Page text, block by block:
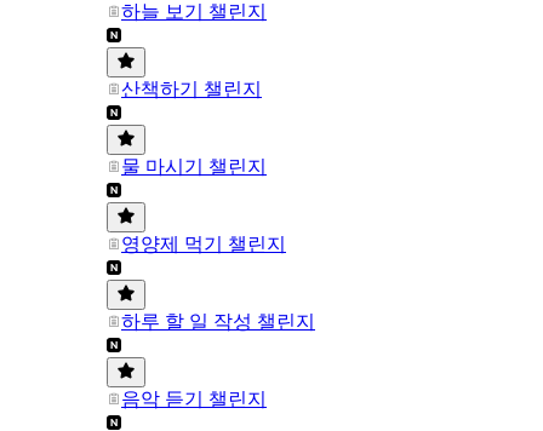
하늘 보기 챌린지
산책하기 챌린지
물 마시기 챌린지
영양제 먹기 챌린지
하루 할 일 작성 챌린지
음악 듣기 챌린지